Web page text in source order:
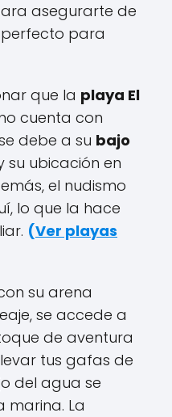
asegurarte de
para
que la playa El
cuenta con
debe a su bajo
su ubicación en
el nudismo
lo que la hace
(Ver playas
su arena
se accede a
de aventura
tus gafas de
del agua se
marina. La